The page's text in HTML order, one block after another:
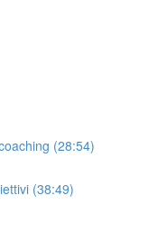
(28:54)
(38:49)